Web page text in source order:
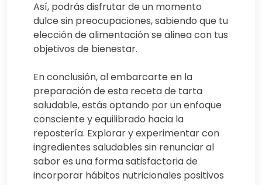
Así, podrás disfrutar de un momento
dulce sin preocupaciones, sabiendo que tu
elección de alimentación se alinea con tus
objetivos de bienestar.
En conclusión, al embarcarte en la
preparación de esta receta de tarta
saludable, estás optando por un enfoque
consciente y equilibrado hacia la
repostería. Explorar y experimentar con
ingredientes saludables sin renunciar al
sabor es una forma satisfactoria de
incorporar hábitos nutricionales positivos